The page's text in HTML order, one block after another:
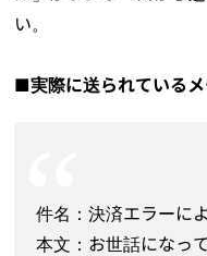
い。
■実際に送られている
件名：決済エラーに
本文：お世話になっ